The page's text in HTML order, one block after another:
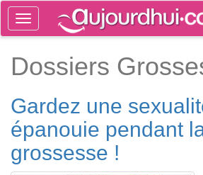
Toggle
navigation
Dossiers
Gardez une
épanouie pendant
grossesse !